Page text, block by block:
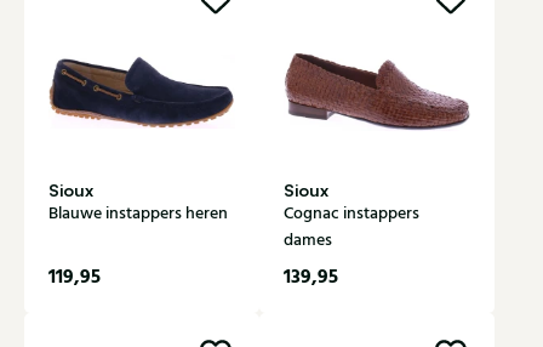
Sioux
Blauwe instappers heren
119,95
Sioux
Cognac instappers
dames
139,95